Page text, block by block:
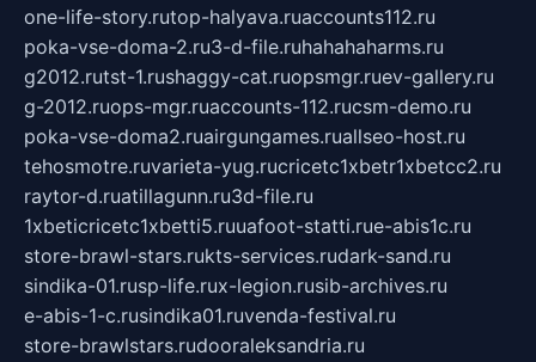
one-life-story.rutop-halyava.ruaccounts112.ru
poka-vse-doma-2.ru3-d-file.ruhahahaharms.ru
g2012.rutst-1.rushaggy-cat.ruopsmgr.ruev-gallery.ru
g-2012.ruops-mgr.ruaccounts-112.rucsm-demo.ru
poka-vse-doma2.ruairgungames.ruallseo-host.ru
tehosmotre.ruvarieta-yug.rucricetc1xbetr1xbetcc2.ru
raytor-d.ruatillagunn.ru3d-file.ru
1xbeticricetc1xbetti5.ruuafoot-statti.rue-abis1c.ru
store-brawl-stars.rukts-services.rudark-sand.ru
sindika-01.rusp-life.rux-legion.rusib-archives.ru
e-abis-1-c.rusindika01.ruvenda-festival.ru
store-brawlstars.rudooraleksandria.ru